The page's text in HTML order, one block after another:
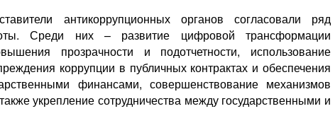
антикоррупционных органов согласовали ряд
Среди них – развитие цифровой трансформации
прозрачности и подотчетности, использование
коррупции в публичных контрактах и обеспечения
финансами, совершенствование механизмов
укрепление сотрудничества между государственными и